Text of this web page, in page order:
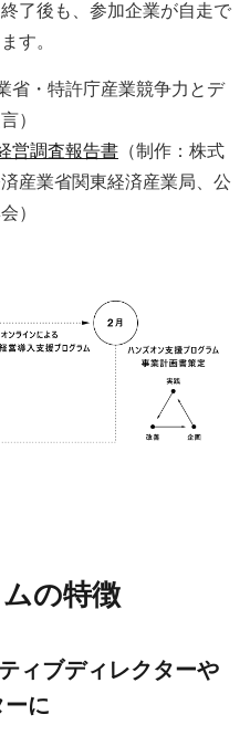
了後も、参加企業が自走で
す。
省・特許庁産業競争⼒とデ
）
営調査報告書 （制作：株式
産業省関東経済産業局、公
）
の特徴
ィブディレクターや
に